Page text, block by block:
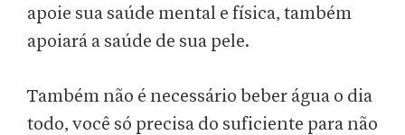
apoie sua saúde mental e física, também
apoiará a saúde de sua pele.
Também não é necessário beber água o dia
todo, você só precisa do suficiente para não